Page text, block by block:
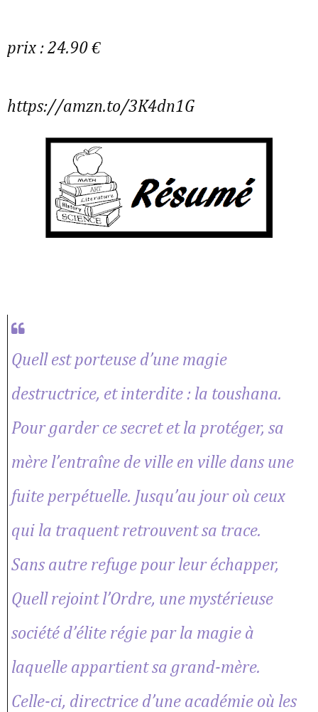
prix : 24.90 €
https://amzn.to/3K4dn1G
Quell est porteuse d’une magie
destructrice, et interdite : la toushana.
Pour garder ce secret et la protéger, sa
mère l’entraîne de ville en ville dans une
fuite perpétuelle. Jusqu’au jour où ceux
qui la traquent retrouvent sa trace.
Sans autre refuge pour leur échapper,
Quell rejoint l’Ordre, une mystérieuse
société d’élite régie par la magie à
laquelle appartient sa grand-mère.
Celle-ci, directrice d’une académie où les